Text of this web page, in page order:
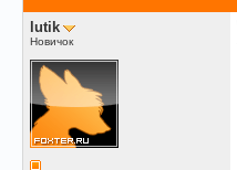
lutik
Новичок